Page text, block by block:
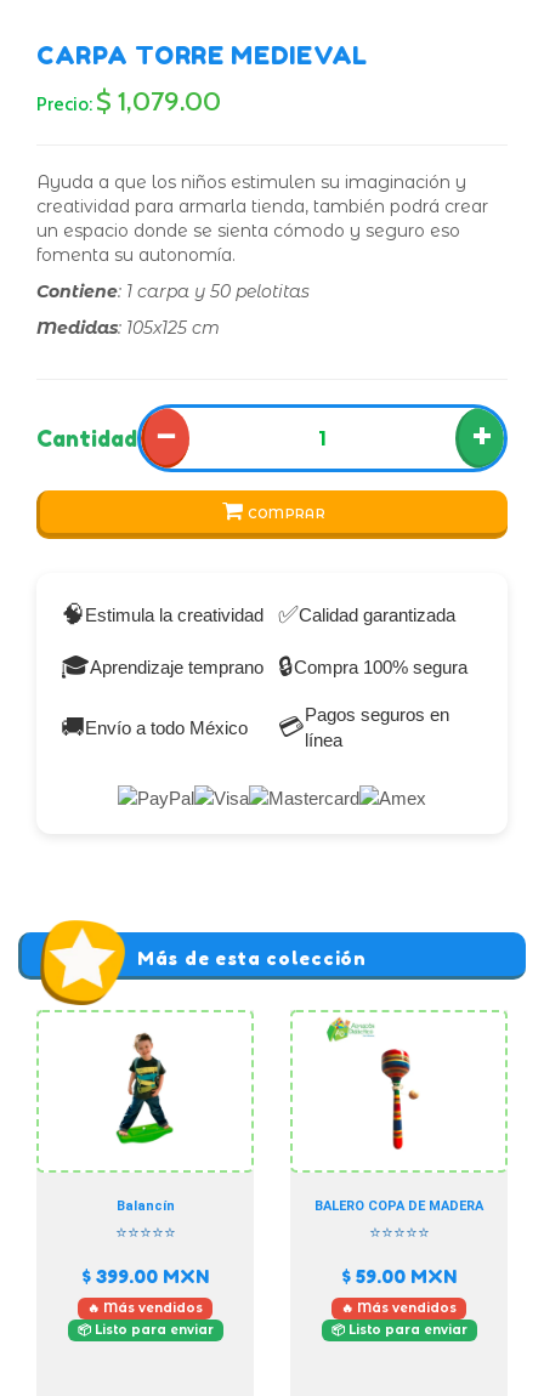
CARPA TORRE MEDIEVAL
Precio: $ 1,079.00
Ayuda a que los niños estimulen su imaginación y
creatividad para armarla tienda, también podrá crear
un espacio donde se sienta cómodo y seguro eso
fomenta su autonomía.
Contiene: 1 carpa y 50 pelotitas
Medidas: 105x125 cm
Cantidad − +
COMPRAR
🧠Estimula la creatividad ✅Calidad garantizada
🎓Aprendizaje temprano 🔒Compra 100% segura
🚚Envío a todo México 💳Pagos seguros en
línea
Más de esta colección
Balancín
⭐⭐⭐⭐⭐
$ 399.00 MXN
🔥 Más vendidos
📦 Listo para enviar
BALERO COPA DE MADERA
⭐⭐⭐⭐⭐
$ 59.00 MXN
🔥 Más vendidos
📦 Listo para enviar